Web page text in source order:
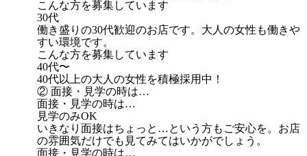
こんな方を募集しています
30代
働き盛りの30代歓迎のお店です。大人の女性も働きや
すい環境です。
こんな方を募集しています
40代〜
40代以上の大人の女性を積極採用中！
② 面接・見学の時は…
面接・見学の時は…
見学のみOK
いきなり面接はちょっと…という方もご安心を。お店
の雰囲気だけでも見てみてはいかがでしょう。
面接・見学の時は…